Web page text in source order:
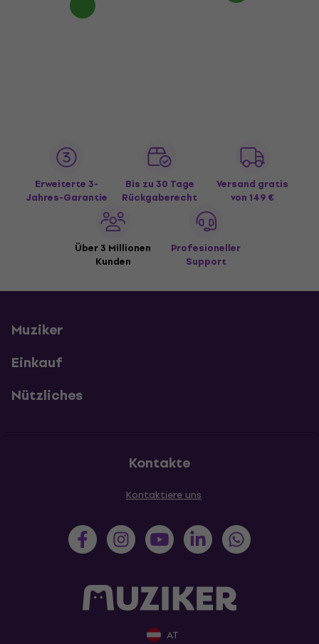
Erweiterte 3-
Jahres-Garantie
Bis zu 30 Tage
Rückgaberecht
Versand gratis
von 149 €
Über 3 Millionen
Kunden
Profesioneller
Support
Muziker
Einkauf
Nützliches
Kontakte
Kontaktiere uns
AT